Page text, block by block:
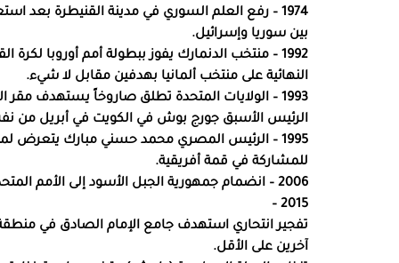
1974 – رفع العلم السوري في مدينة القنيطرة بعد
بين سوريا وإسرائيل.
1992 – منتخب الدنمارك يفوز ببطولة أمم أوروبا
النهائية على منتخب ألمانيا بهدفين مقابل لا شيء.
1993 – الولايات المتحدة تطلق صاروخاً يستهدف مقر
الرئيس الأسبق جورج بوش في الكويت في أبريل من
1995 – الرئيس المصري محمد حسني مبارك يتعرض
للمشاركة في قمة أفريقية.
2006 – انضمام جمهورية الجبل الأسود إلى الأمم المتحدة.
2015 –
آخرين على الأقل.